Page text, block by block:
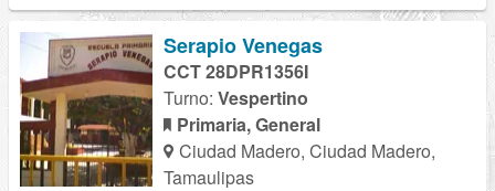
Serapio Venegas
CCT 28DPR1356I
Turno: Vespertino
Primaria, General
Ciudad Madero, Ciudad Madero,
Tamaulipas